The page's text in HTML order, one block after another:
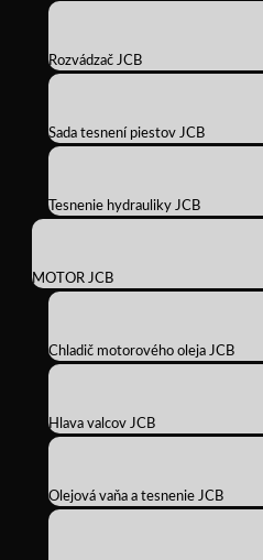
Rozvádzač JCB
Sada tesnení piestov JCB
Tesnenie hydrauliky JCB
MOTOR JCB
Chladič motorového oleja JCB
Hlava valcov JCB
Olejová vaňa a tesnenie JCB